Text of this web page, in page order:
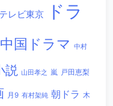
テレビ東京
ドラ
中国ドラマ 中村
説 山田孝之 嵐 戸田恵梨
月9 有村架純 朝ドラ 木